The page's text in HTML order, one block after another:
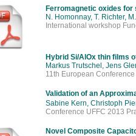
Ferromagnetic oxides for
N. Homonnay, T. Richter,
International workshop
Hybrid Si/AlOx thin films
Markus Trutschel, Jens
11th European
Validation of an
Sabine Kern, Christoph
Conference UFFC 2013
Novel Composite